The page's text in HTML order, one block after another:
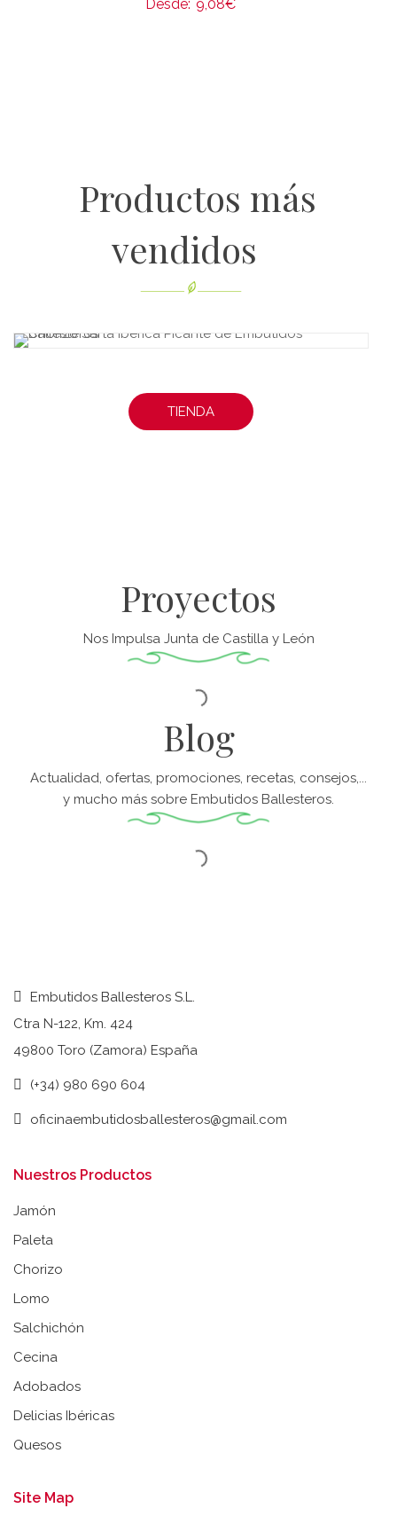
Desde: 9,08€
Productos más
vendidos
TIENDA
Proyectos
Nos Impulsa Junta de Castilla y León
Blog
Actualidad, ofertas, promociones, recetas, consejos,...
y mucho más sobre Embutidos Ballesteros.
Embutidos Ballesteros S.L.
Ctra N-122, Km. 424
49800 Toro (Zamora) España
(+34) 980 690 604
oficinaembutidosballesteros@gmail.com
Nuestros Productos
Jamón
Paleta
Chorizo
Lomo
Salchichón
Cecina
Adobados
Delicias Ibéricas
Quesos
Site Map